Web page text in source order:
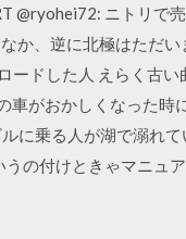
@ryohei72: ニトリで
か、逆に北極はただい
ドした人 えらく古い
車がおかしくなった時
に乗る人が湖で溺れて
の付けときゃマニュア